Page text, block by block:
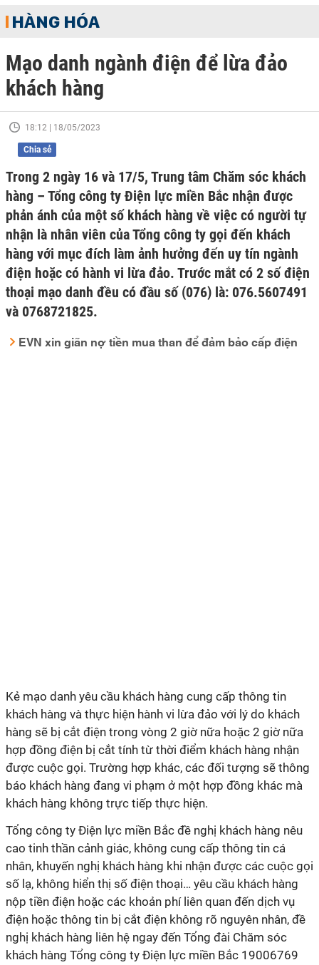
HÀNG HÓA
Mạo danh ngành điện để lừa đảo
khách hàng
18:12 | 18/05/2023
Chia sẻ
Trong 2 ngày 16 và 17/5, Trung tâm Chăm sóc khách
hàng – Tổng công ty Điện lực miền Bắc nhận được
phản ánh của một số khách hàng về việc có người tự
nhận là nhân viên của Tổng công ty gọi đến khách
hàng với mục đích làm ảnh hưởng đến uy tín ngành
điện hoặc có hành vi lừa đảo. Trước mắt có 2 số điện
thoại mạo danh đều có đầu số (076) là: 076.5607491
và 0768721825.
EVN xin giãn nợ tiền mua than để đảm bảo cấp điện
Kẻ mạo danh yêu cầu khách hàng cung cấp thông tin
khách hàng và thực hiện hành vi lừa đảo với lý do khách
hàng sẽ bị cắt điện trong vòng 2 giờ nữa hoặc 2 giờ nữa
hợp đồng điện bị cắt tính từ thời điểm khách hàng nhận
được cuộc gọi. Trường hợp khác, các đối tượng sẽ thông
báo khách hàng đang vi phạm ở một hợp đồng khác mà
khách hàng không trực tiếp thực hiện.
Tổng công ty Điện lực miền Bắc đề nghị khách hàng nêu
cao tinh thần cảnh giác, không cung cấp thông tin cá
nhân, khuyến nghị khách hàng khi nhận được các cuộc gọi
số lạ, không hiển thị số điện thoại… yêu cầu khách hàng
nộp tiền điện hoặc các khoản phí liên quan đến dịch vụ
điện hoặc thông tin bị cắt điện không rõ nguyên nhân, đề
nghị khách hàng liên hệ ngay đến Tổng đài Chăm sóc
khách hàng Tổng công ty Điện lực miền Bắc 19006769